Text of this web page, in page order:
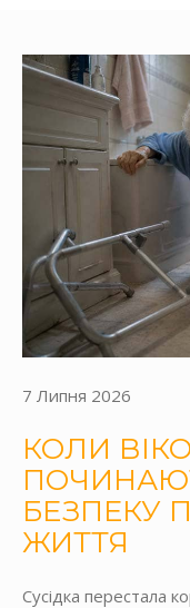
7 Липня 2026
КОЛИ
БЕЗПЕКУ
ЖИТТЯ
Сусідка перестала